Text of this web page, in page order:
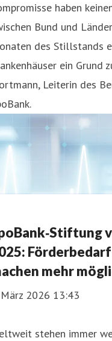
haben
Bund und
des Stillstands
ein
Leiterin des
mehr
2026 13:43
stehen immer